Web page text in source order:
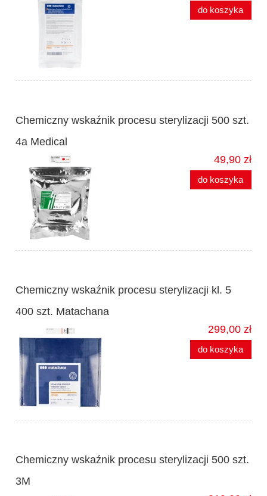
do koszyka
Chemiczny wskaźnik procesu sterylizacji 500 szt.
4a Medical
49,90 zł
do koszyka
Chemiczny wskaźnik procesu sterylizacji kl. 5
400 szt. Matachana
299,00 zł
do koszyka
Chemiczny wskaźnik procesu sterylizacji 500 szt.
3M